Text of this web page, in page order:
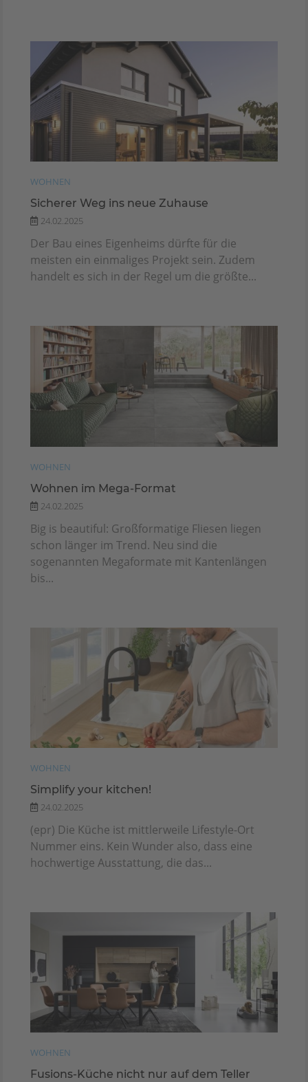
WOHNEN
Sicherer Weg ins neue Zuhause
24.02.2025
Der Bau eines Eigenheims dürfte für die
meisten ein einmaliges Projekt sein. Zudem
handelt es sich in der Regel um die größte...
WOHNEN
Wohnen im Mega-Format
24.02.2025
Big is beautiful: Großformatige Fliesen liegen
schon länger im Trend. Neu sind die
sogenannten Megaformate mit Kantenlängen
bis...
WOHNEN
Simplify your kitchen!
24.02.2025
(epr) Die Küche ist mittlerweile Lifestyle-Ort
Nummer eins. Kein Wunder also, dass eine
hochwertige Ausstattung, die das...
WOHNEN
Fusions-Küche nicht nur auf dem Teller